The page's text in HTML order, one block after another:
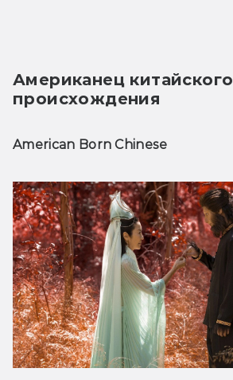
Американец китайского
происхождения
American Born Chinese